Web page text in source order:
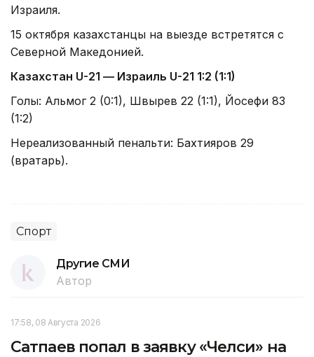
Израиля.
15 октября казахстанцы на выезде встретятся с
Северной Македонией.
Казахстан U-21 — Израиль U-21 1:2 (1:1)
Голы: Альмог 2 (0:1), Швырев 22 (1:1), Йосефи 83
(1:2)
Нереализованный пенальти: Бахтияров 29
(вратарь).
Спорт
Другие СМИ
Автор
17:58, 08 Августа 2026
Сатпаев попал в заявку «Челси» на